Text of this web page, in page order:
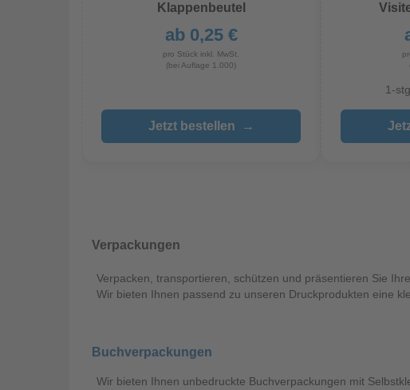
Klappenbeutel
ab 0,25 €
pro Stück inkl. MwSt.
(bei Auflage 1.000)
Jetzt bestellen →
1-
Verpackungen
Verpacken, transportieren, schützen und präsentieren Sie
Wir bieten Ihnen passend zu unseren Druckprodukten eine
Buchverpackungen
Wir bieten Ihnen unbedruckte Buchverpackungen mit